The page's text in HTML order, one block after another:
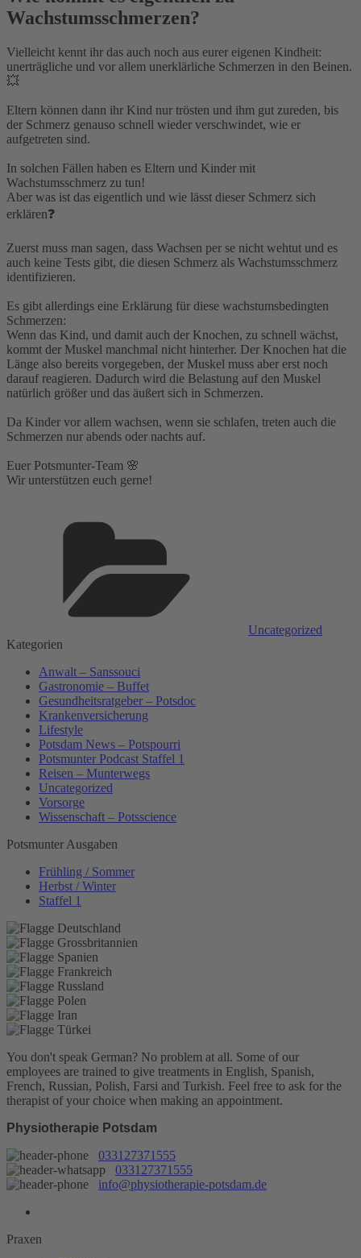
Wachstumsschmerzen?
Vielleicht kennt ihr das auch noch aus eurer eigenen Kindheit:
unerträgliche und vor allem unerklärliche Schmerzen in den Beinen.
💥⁣
Eltern können dann ihr Kind nur trösten und ihm gut zureden, bis
der Schmerz genauso schnell wieder verschwindet, wie er
aufgetreten sind.⁣
In solchen Fällen haben es Eltern und Kinder mit
Wachstumsschmerz zu tun!⁣
Aber was ist das eigentlich und wie lässt dieser Schmerz sich
erklären❓⁣
Zuerst muss man sagen, dass Wachsen per se nicht wehtut und es
auch keine Tests gibt, die diesen Schmerz als Wachstumsschmerz
identifizieren.⁣
Es gibt allerdings eine Erklärung für diese wachstumsbedingten
Schmerzen:⁣
Wenn das Kind, und damit auch der Knochen, zu schnell wächst,
kommt der Muskel manchmal nicht hinterher. Der Knochen hat die
Länge also bereits vorgegeben, der Muskel muss aber erst noch
darauf reagieren. Dadurch wird die Belastung auf den Muskel
natürlich größer und das äußert sich in Schmerzen.⁣
Da Kinder vor allem wachsen, wenn sie schlafen, treten auch die
Schmerzen nur abends oder nachts auf.⁣
Euer Potsmunter-Team 🌸⁣
Wir unterstützen euch gerne!
Uncategorized
Kategorien
Anwalt – Sanssouci
Gastronomie – Buffet
Gesundheitsratgeber – Potsdoc
Krankenversicherung
Lifestyle
Potsdam News – Potspourri
Potsmunter Podcast Staffel 1
Reisen – Munterwegs
Uncategorized
Vorsorge
Wissenschaft – Potsscience
Potsmunter Ausgaben
Frühling / Sommer
Herbst / Winter
Staffel 1
You don't speak German? No problem at all. Some of our
employees are trained to give treatments in English, Spanish,
French, Russian, Polish, Farsi and Turkish. Feel free to ask for the
therapist of your choice when making an appointment.
Physiotherapie Potsdam
033127371555
033127371555
info@physiotherapie-potsdam.de
Praxen